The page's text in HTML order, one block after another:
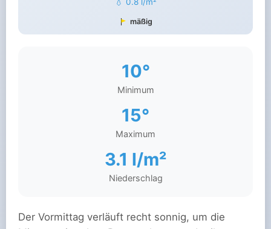
mäßig
10°
Minimum
15°
Maximum
3.1 l/m²
Niederschlag
Der Vormittag verläuft recht sonnig, um die